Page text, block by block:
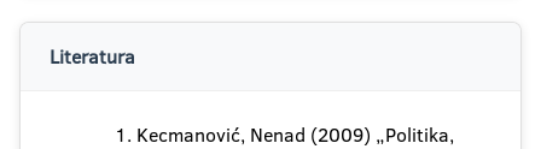
Literatura
Kecmanović, Nenad (2009) „Politika,